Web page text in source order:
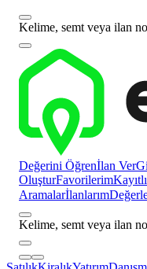
Kelime, semt veya ilan
Değerini Öğrenİlan Ver
OluşturFavorilerimKayıtlı
Aramalarİlanlarım
Kelime, semt veya ilan